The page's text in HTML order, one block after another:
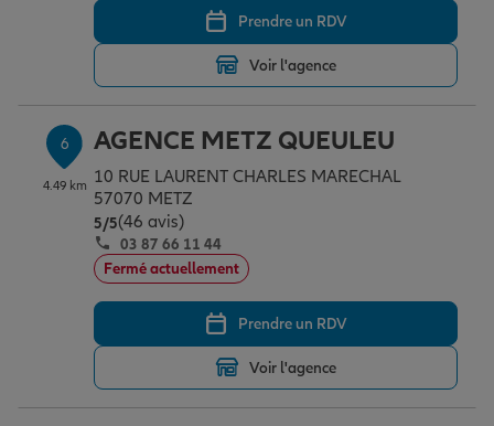
Prendre un RDV
Voir l'agence
6
4.49 km
AGENCE METZ QUEULEU
10 RUE LAURENT CHARLES MARECHAL
57070 METZ
5/5Note de 5 sur 5
(46 avis)
03 87 66 11 44
Fermé actuellement
Prendre un RDV
Voir l'agence